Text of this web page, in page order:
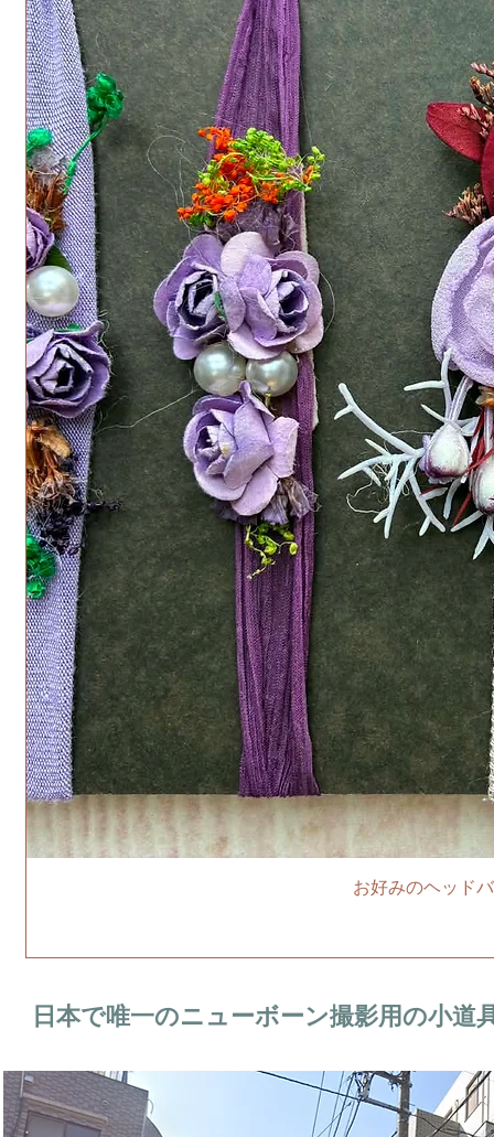
お好みのヘッド
日本で唯一のニューボーン撮影用の小道